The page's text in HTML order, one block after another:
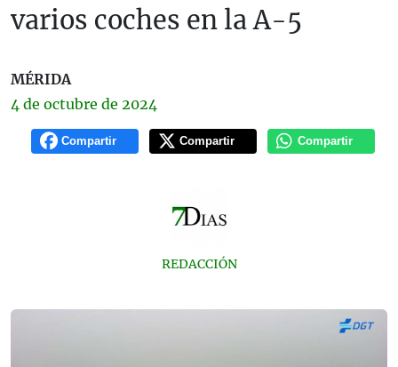
varios coches en la A-5
MÉRIDA
4 de octubre de 2024
Compartir Compartir Compartir
REDACCIÓN